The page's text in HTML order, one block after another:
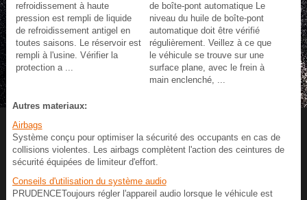
refroidissement à haute
pression est rempli de liquide
de refroidissement antigel en
toutes saisons. Le réservoir est
rempli à l'usine. Vérifier la
protection a ...
de boîte-pont automatique Le
niveau du huile de boîte-pont
automatique doit être vérifié
régulièrement. Veillez à ce que
le véhicule se trouve sur une
surface plane, avec le frein à
main enclenché, ...
Autres materiaux:
Airbags
Système conçu pour optimiser la sécurité des occupants en cas de
collisions violentes. Les airbags complètent l'action des ceintures de
sécurité équipées de limiteur d'effort.
Conseils d'utilisation du système audio
PRUDENCEToujours régler l'appareil audio lorsque le véhicule est